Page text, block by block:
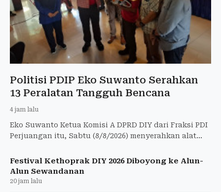
Politisi PDIP Eko Suwanto Serahkan
13 Peralatan Tangguh Bencana
4 jam lalu
Eko Suwanto Ketua Komisi A DPRD DIY dari Fraksi PDI
Perjuangan itu, Sabtu (8/8/2026) menyerahkan alat
Jogja.
Festival Kethoprak DIY 2026 Diboyong ke Alun-
Alun Sewandanan
20 jam lalu